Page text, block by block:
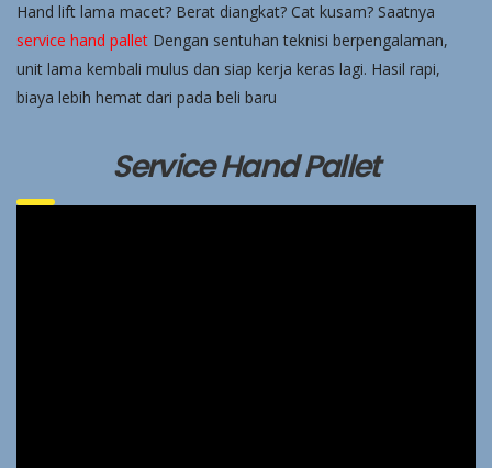
Hand lift lama macet? Berat diangkat? Cat kusam? Saatnya
service hand pallet Dengan sentuhan teknisi berpengalaman,
unit lama kembali mulus dan siap kerja keras lagi. Hasil rapi,
biaya lebih hemat dari pada beli baru
Service Hand Pallet